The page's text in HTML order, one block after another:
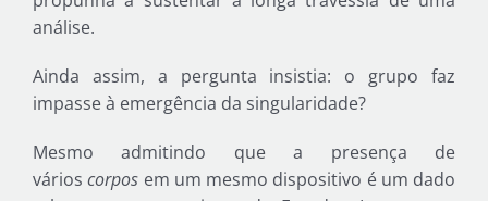
análise.
Ainda assim, a pergunta insistia: o grupo faz
impasse à emergência da singularidade?
Mesmo admitindo que a presença de
várioscorpos em um mesmo dispositivo é um dado